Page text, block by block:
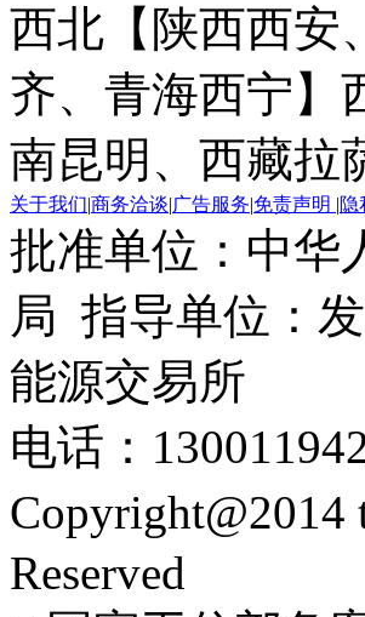
西北【陕西西安
齐、青海西宁】
南昆明、西藏拉
关于我们|商务洽谈|广告服务|免责声明 |隐
批准单位：中华
局 指导单位：
能源交易所
电话：
Copyright@2014
Reserved